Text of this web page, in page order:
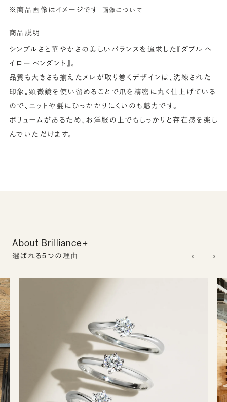
※商品画像はイメージです 画像について
商品説明
シンプルさと華やかさの美しいバランスを追求した『ダブル ヘ
イロー ペンダント』。
品質も大きさも揃えたメレが取り巻くデザインは、洗練された
印象。顕微鏡を使い留めることで爪を精密に丸く仕上げている
ので、ニットや髪にひっかかりにくいのも魅力です。
ボリュームがあるため、お洋服の上でもしっかりと存在感を楽し
んでいただけます。
About Brilliance+
選ばれる5つの理由